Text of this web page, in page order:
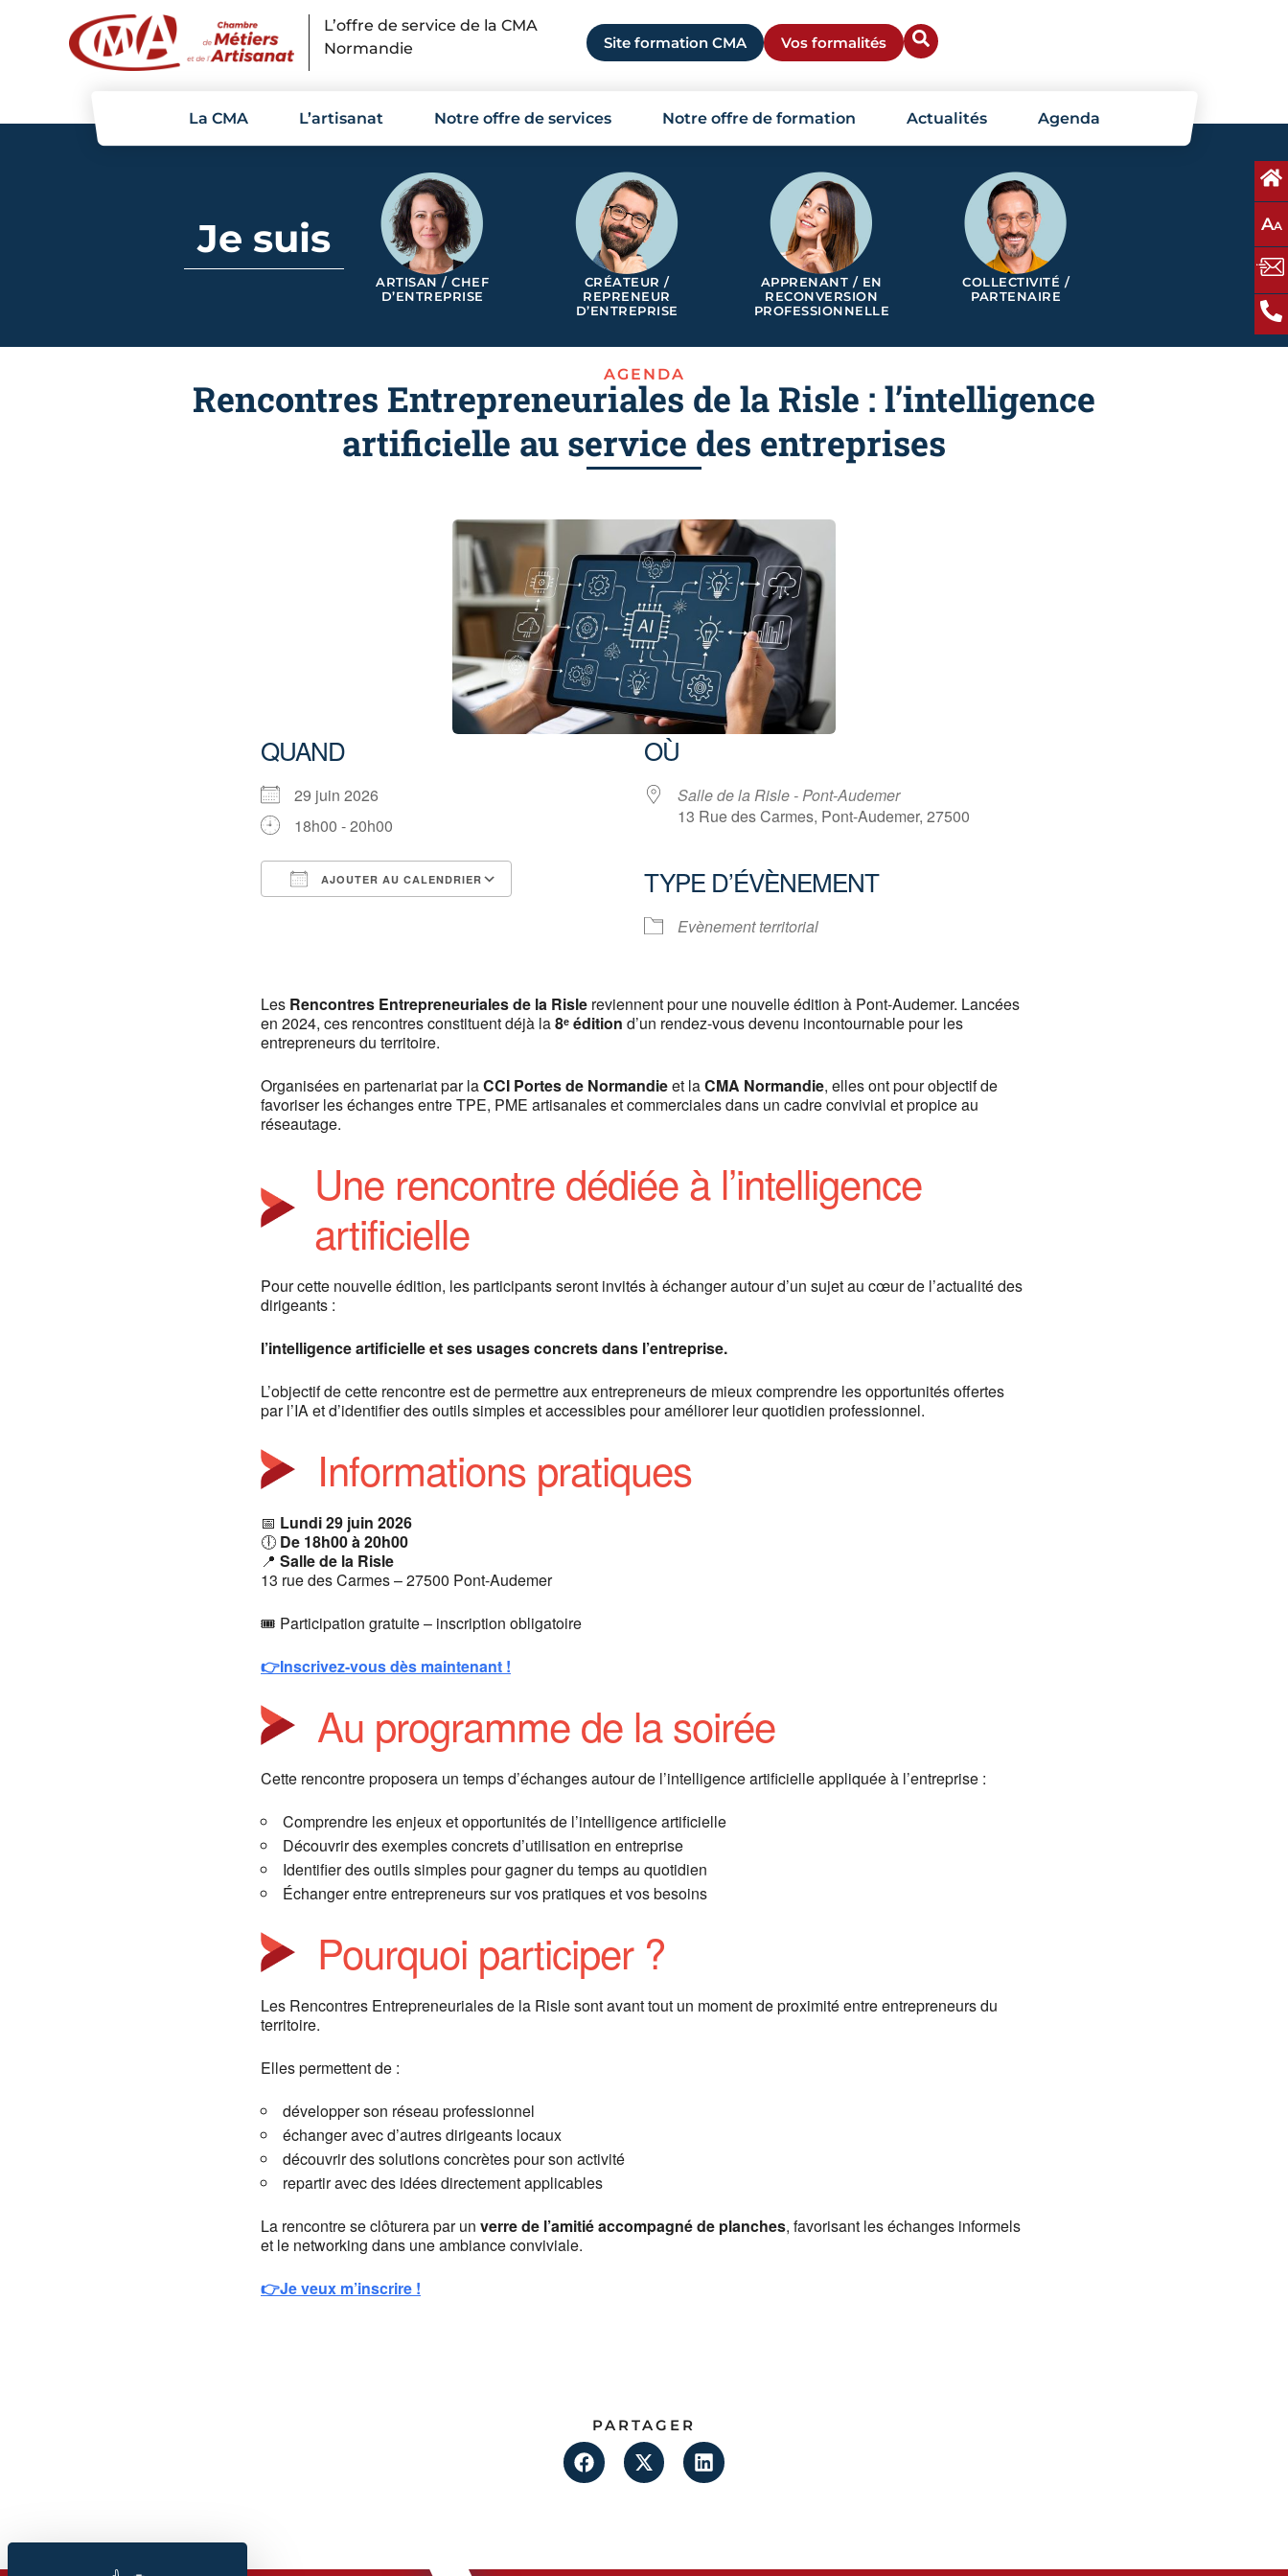
L’offre de service de la CMA
Normandie
Site formation CMA Vos formalités
La CMA L’artisanat Notre offre de services Notre offre de formation Actualités Agenda
AA
Je suis
ARTISAN / CHEF
D’ENTREPRISE
CRÉATEUR /
REPRENEUR
D’ENTREPRISE
APPRENANT / EN
RECONVERSION
PROFESSIONNELLE
COLLECTIVITÉ /
PARTENAIRE
AGENDA
Rencontres Entrepreneuriales de la Risle : l’intelligence
artificielle au service des entreprises
QUAND
29 juin 2026
18h00 - 20h00
AJOUTER AU CALENDRIER
Calendrier Google
OÙ
Salle de la Risle - Pont-Audemer
13 Rue des Carmes, Pont-Audemer, 27500
TYPE D’ÉVÈNEMENT
Evènement territorial
Les Rencontres Entrepreneuriales de la Risle reviennent pour une nouvelle édition à Pont-Audemer. Lancées
en 2024, ces rencontres constituent déjà la8ᵉ édition d’un rendez-vous devenu incontournable pour les
entrepreneurs du territoire.
Organisées en partenariat par laCCI Portes de Normandieet laCMA Normandie, elles ont pour objectif de
favoriser les échanges entre TPE, PME artisanales et commerciales dans un cadre convivial et propice au
réseautage.
Une rencontre dédiée à l’intelligence
artificielle
Pour cette nouvelle édition, les participants seront invités à échanger autour d’un sujet au cœur de l’actualité des
dirigeants :
l’intelligence artificielle et ses usages concrets dans l’entreprise.
L’objectif de cette rencontre est de permettre aux entrepreneurs de mieux comprendre les opportunités offertes
par l’IA et d’identifier des outils simples et accessibles pour améliorer leur quotidien professionnel.
Informations pratiques
📅 Lundi 29 juin 2026
🕕 De 18h00 à 20h00
📍 Salle de la Risle
13 rue des Carmes – 27500 Pont-Audemer
🎟 Participation gratuite – inscription obligatoire
👉Inscrivez-vous dès maintenant !
Au programme de la soirée
Cette rencontre proposera un temps d’échanges autour de l’intelligence artificielle appliquée à l’entreprise :
Comprendre les enjeux et opportunités de l’intelligence artificielle
Découvrir des exemples concrets d’utilisation en entreprise
Identifier des outils simples pour gagner du temps au quotidien
Échanger entre entrepreneurs sur vos pratiques et vos besoins
Pourquoi participer ?
Les Rencontres Entrepreneuriales de la Risle sont avant tout un moment de proximité entre entrepreneurs du
territoire.
Elles permettent de :
développer son réseau professionnel
échanger avec d’autres dirigeants locaux
découvrir des solutions concrètes pour son activité
repartir avec des idées directement applicables
La rencontre se clôturera par un verre de l’amitié accompagné de planches, favorisant les échanges informels
et le networking dans une ambiance conviviale.
👉Je veux m’inscrire !
PARTAGER
Panneau de gestion des cookies